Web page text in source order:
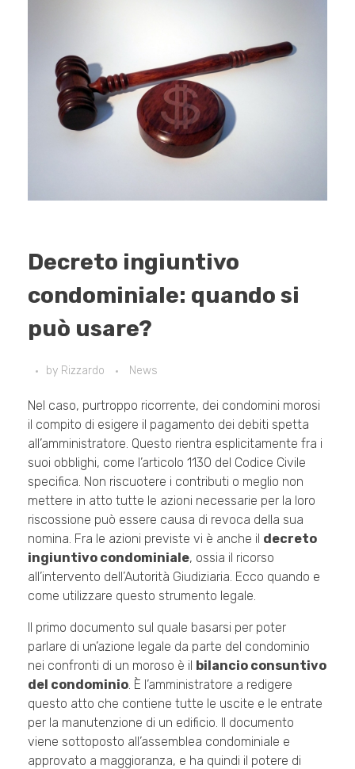
Decreto ingiuntivo
condominiale: quando si
può usare?
by Rizzardo News
Nel caso, purtroppo ricorrente, dei condomini morosi
il compito di esigere il pagamento dei debiti spetta
all’amministratore. Questo rientra esplicitamente fra i
suoi obblighi, come l’articolo 1130 del Codice Civile
specifica. Non riscuotere i contributi o meglio non
mettere in atto tutte le azioni necessarie per la loro
riscossione può essere causa di revoca della sua
nomina. Fra le azioni previste vi è anche il decreto
ingiuntivo condominiale, ossia il ricorso
all’intervento dell’Autorità Giudiziaria. Ecco quando e
come utilizzare questo strumento legale.
Il primo documento sul quale basarsi per poter
parlare di un’azione legale da parte del condominio
nei confronti di un moroso è il bilancio consuntivo
del condominio. È l’amministratore a redigere
questo atto che contiene tutte le uscite e le entrate
per la manutenzione di un edificio. Il documento
viene sottoposto all’assemblea condominiale e
approvato a maggioranza, e ha quindi il potere di